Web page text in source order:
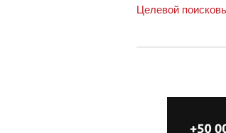
Целевой